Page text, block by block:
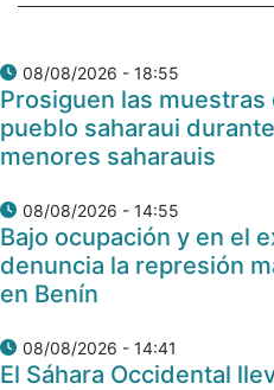
08/08/2026 - 18:55
Prosiguen las
pueblo saharaui
menores saharauis
08/08/2026 - 14:55
Bajo ocupación y en el
denuncia la represión
en Benín
08/08/2026 - 14:41
El Sáhara Occidental